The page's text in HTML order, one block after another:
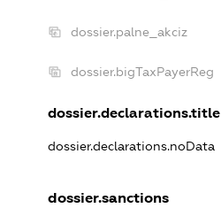
dossier.palne_akciz
dossier.bigTaxPayerReg
dossier.declarations.title
dossier.declarations.noData
dossier.sanctions